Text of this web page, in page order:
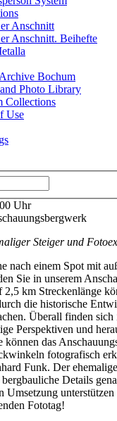
Anschnitt
Anschnitt. Beihefte
Bochum
Photo Library
Collections
Use
Uhr
Steiger und
nach einem Spot mit
Sie in unserem
km Streckenlänge
die historische
Überall finden sich
Perspektiven und
können das
fotografisch
Funk. Der
Details
Umsetzung
Fototag!